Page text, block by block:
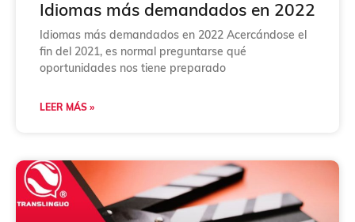
Idiomas más demandados en 2022
Idiomas más demandados en 2022 Acercándose el
fin del 2021, es normal preguntarse qué
oportunidades nos tiene preparado
LEER MÁS »